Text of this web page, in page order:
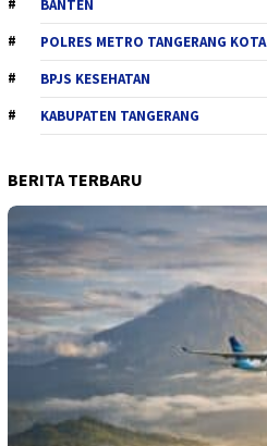
BANTEN
POLRES METRO TANGERANG KOTA
BPJS KESEHATAN
KABUPATEN TANGERANG
BERITA TERBARU